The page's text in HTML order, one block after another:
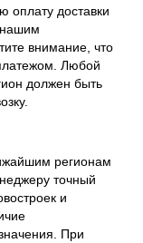
оплату доставки
нашим
внимание, что
Любой
должен быть
регионам
точный
и
При